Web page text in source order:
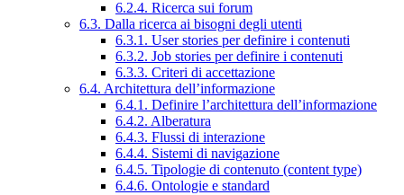
6.2.4. Ricerca sui forum
6.3. Dalla ricerca ai bisogni degli utenti
6.3.1. User stories per definire i contenuti
6.3.2. Job stories per definire i contenuti
6.3.3. Criteri di accettazione
6.4. Architettura dell’informazione
6.4.1. Definire l’architettura dell’informazione
6.4.2. Alberatura
6.4.3. Flussi di interazione
6.4.4. Sistemi di navigazione
6.4.5. Tipologie di contenuto (content type)
6.4.6. Ontologie e standard